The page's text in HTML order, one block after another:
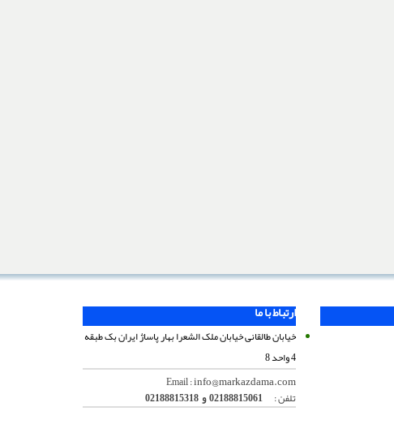
ارتباط با ما
خیابان طالقانی خیابان ملک الشعرا بهار پاساژ ایران بک طبقه
4 واحد 8
Email :info@markazdama.com
تلفن :
02188815061 و 02188815318